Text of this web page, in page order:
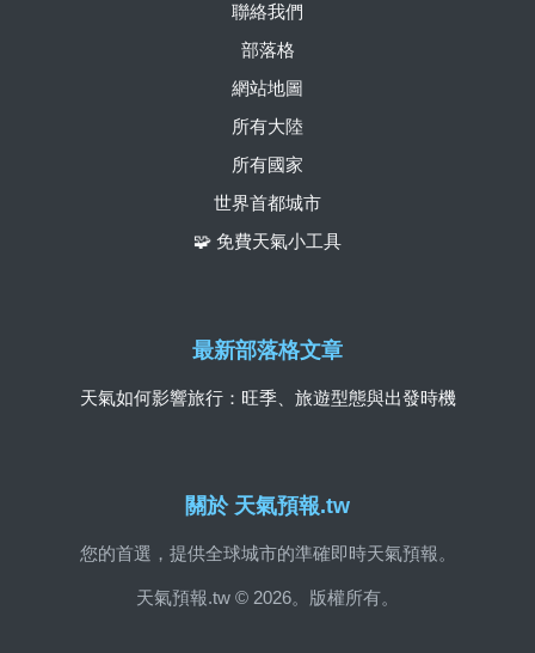
關於 天氣預報.tw
您的首選，提供全球城市的準確即時天氣預報。
天氣預報.tw © 2026。版權所有。
聯絡我們
部落格
網站地圖
所有大陸
所有國家
世界首都城市
🧩 免費天氣小工具
最新部落格文章
天氣如何影響旅行：旺季、旅遊型態與出發時機